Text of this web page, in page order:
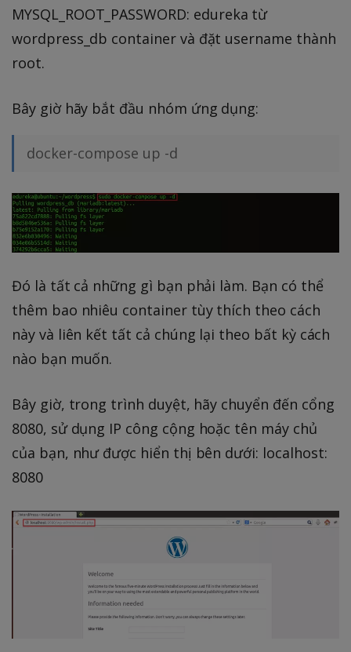
MYSQL_ROOT_PASSWORD: edureka từ
wordpress_db container và đặt username thành
root.
Bây giờ hãy bắt đầu nhóm ứng dụng:
docker-compose up -d
Đó là tất cả những gì bạn phải làm. Bạn có thể
thêm bao nhiêu container tùy thích theo cách
này và liên kết tất cả chúng lại theo bất kỳ cách
nào bạn muốn.
Bây giờ, trong trình duyệt, hãy chuyển đến cổng
8080, sử dụng IP công cộng hoặc tên máy chủ
của bạn, như được hiển thị bên dưới: localhost:
8080